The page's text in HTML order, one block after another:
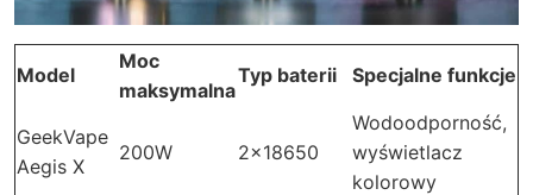
Model
Moc
maksymalna
Typ baterii Specjalne funkcje
GeekVape
Aegis X
200W 2×18650
Wodoodporność,
wyświetlacz
kolorowy